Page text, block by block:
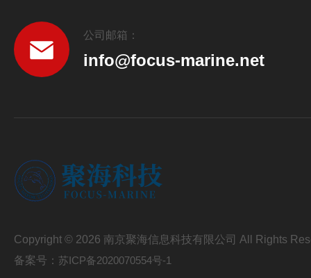
公司邮箱：
info@focus-marine.net
Copyright © 2026 南京聚海信息科技有限公司 All Rights
备案号： 苏ICP备2020070554号-1